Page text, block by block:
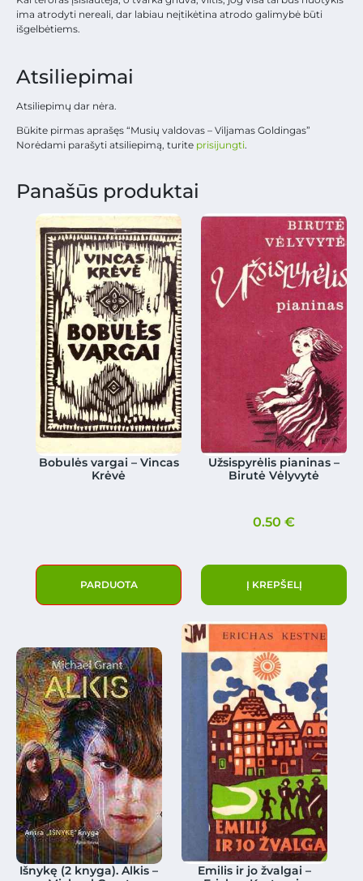
ima atrodyti nereali, dar labiau neįtikėtina atrodo galimybė būti
išgelbėtiems.
Atsiliepimai
Atsiliepimų dar nėra.
Būkite pirmas aprašęs “Musių valdovas – Viljamas Goldingas”
Norėdami parašyti atsiliepimą, turite prisijungti.
Panašūs produktai
Bobulės vargai – Vincas
Krėvė
PARDUOTA
Užsispyrėlis pianinas –
Birutė Vėlyvytė
0.50€
Į KREPŠELĮ
Išnykę (2 knyga). Alkis –
Emilis ir jo žvalgai –